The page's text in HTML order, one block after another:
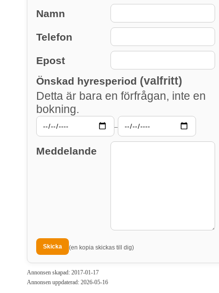
Namn
Telefon
Epost
Önskad hyresperiod (valfritt)
Detta är bara en förfrågan, inte en
bokning.
–
Meddelande
(en kopia skickas till dig)
Annonsen skapad: 2017-01-17
Annonsen uppdaterad: 2026-05-16